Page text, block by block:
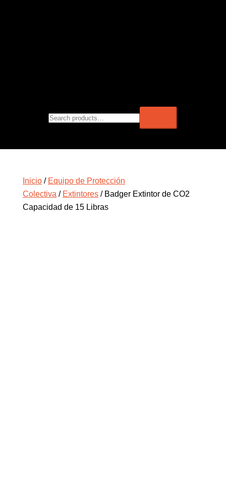
Inicio / Equipo de Protección
Colectiva / Extintores / Badger Extintor de CO2
Capacidad de 15 Libras